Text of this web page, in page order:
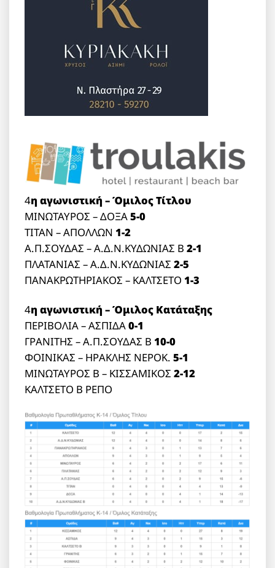
4η αγωνιστική – ΌμιλοςΤίτλου
ΜΙΝΩΤΑΥΡΟΣ – ΔΟΞΑ5-0
ΤΙΤΑΝ – ΑΠΟΛΛΩΝ1-2
Α.Π.ΣΟΥΔΑΣ – Α.Δ.Ν.ΚΥΔΩΝΙΑΣ Β2-1
ΠΛΑΤΑΝΙΑΣ – Α.Δ.Ν.ΚΥΔΩΝΙΑΣ2-5
ΠΑΝΑΚΡΩΤΗΡΙΑΚΟΣ – ΚΑΛΤΣΕΤΟ1-3
4η αγωνιστική – Όμιλος Κατάταξης
ΠΕΡΙΒΟΛΙΑ – ΑΣΠΙΔΑ0-1
ΓΡΑΝΙΤΗΣ – Α.Π.ΣΟΥΔΑΣ Β10-0
ΦΟΙΝΙΚΑΣ – ΗΡΑΚΛΗΣ ΝΕΡΟΚ.5-1
ΜΙΝΩΤΑΥΡΟΣ Β – ΚΙΣΣΑΜΙΚΟΣ2-12
ΚΑΛΤΣΕΤΟ Β ΡΕΠΟ